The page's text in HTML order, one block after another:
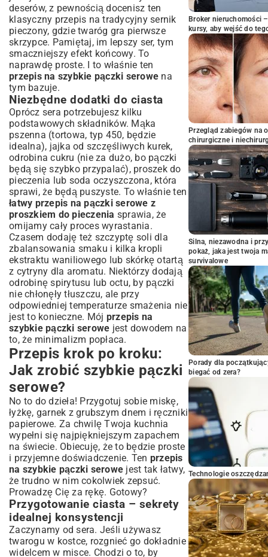
deserów, z pewnością docenisz ten
klasyczny przepis na tradycyjny sernik
pieczony, gdzie twaróg gra pierwsze
skrzypce. Pamiętaj, im lepszy ser, tym
smaczniejszy efekt końcowy. To
naprawdę proste. I to właśnie ten
przepis na szybkie pączki serowe na
tym bazuje.
Niezbędne dodatki do ciasta
Oprócz sera potrzebujesz kilku
podstawowych składników. Mąka
pszenna (tortowa, typ 450, będzie
idealna), jajka od szczęśliwych kurek,
odrobina cukru (nie za dużo, bo pączki
będą się szybko przypalać), proszek do
pieczenia lub soda oczyszczona, która
sprawi, że będą puszyste. To właśnie ten
łatwy przepis na pączki serowe z
proszkiem do pieczenia sprawia, że
omijamy cały proces wyrastania.
Czasem dodaję też szczyptę soli dla
zbalansowania smaku i kilka kropli
ekstraktu waniliowego lub skórkę otartą
z cytryny dla aromatu. Niektórzy dodają
odrobinę spirytusu lub octu, by pączki
nie chłonęły tłuszczu, ale przy
odpowiedniej temperaturze smażenia nie
jest to konieczne. Mój przepis na
szybkie pączki serowe jest dowodem na
to, że minimalizm popłaca.
Przepis krok po kroku:
Jak zrobić szybkie pączki
serowe?
No to do dzieła! Przygotuj sobie miskę,
łyżkę, garnek z grubszym dnem i ręczniki
papierowe. Za chwilę Twoja kuchnia
wypełni się najpiękniejszym zapachem
na świecie. Obiecuję, że to będzie proste
i przyjemne doświadczenie. Ten przepis
na szybkie pączki serowe jest tak łatwy,
że trudno w nim cokolwiek zepsuć.
Prowadzę Cię za rękę. Gotowy?
Przygotowanie ciasta – sekrety
idealnej konsystencji
Zaczynamy od sera. Jeśli używasz
twarogu w kostce, rozgnieć go dokładnie
widelcem w misce. Chodzi o to, by
Broker nieruchomości
kursy, aby wejść do
Przegląd zabiegów na
chirurgiczne i
Silna, niezawodna i
pokaż, jaka jest twoja
survivalowe
Porady dla
biegać od zera?
Technologie